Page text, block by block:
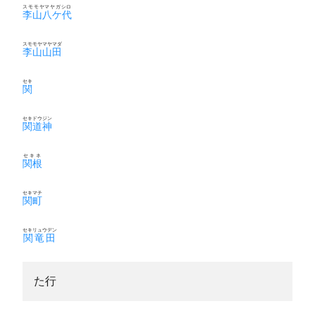
李山八ケ代
スモモヤマヤガシロ
李山山田
スモモヤマヤマダ
関
セキ
関道神
セキドウジン
関根
セキネ
関町
セキマチ
関竜田
セキリュウデン
た行